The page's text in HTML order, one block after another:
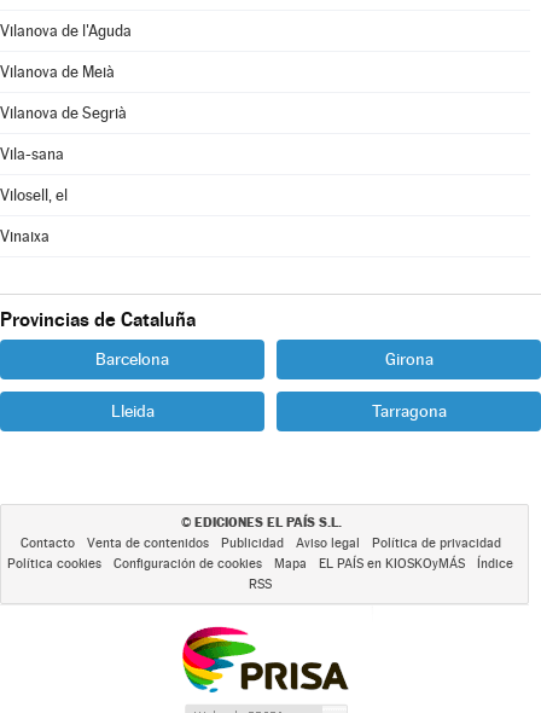
Vilanova de l'Aguda
Vilanova de Meià
Vilanova de Segrià
Vila-sana
Vilosell, el
Vinaixa
Provincias de Cataluña
Barcelona Girona
Lleida Tarragona
© EDICIONES EL PAÍS S.L.
Contacto Venta de contenidos Publicidad Aviso legal
Política de privacidad
Política cookies
Configuración de cookies Mapa EL PAÍS en KIOSKOyMÁS
Índice
RSS